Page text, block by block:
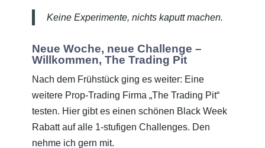
Keine Experimente, nichts kaputt machen.
Neue Woche, neue Challenge –
Willkommen, The Trading Pit
Nach dem Frühstück ging es weiter: Eine
weitere Prop-Trading Firma „The Trading Pit“
testen. Hier gibt es einen schönen Black Week
Rabatt auf alle 1-stufigen Challenges. Den
nehme ich gern mit.